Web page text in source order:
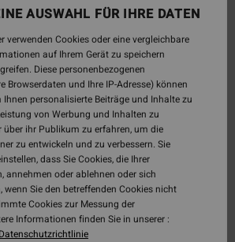
AUSWAHL FÜR IHRE DATEN
verwenden Cookies oder eine vergleichbare
auf Ihrem Gerät zu speichern
Diese personenbezogenen
Browserdaten und Ihre IP-Adresse) können
Ihnen personalisierte Beiträge und Inhalte zu
von Werbung und Inhalten zu
über ihr Publikum zu erfahren, um die
zu entwickeln und zu verbessern. Sie
dass Sie Cookies, die Ihrer
annehmen oder ablehnen oder sich
wenn Sie den betreffenden Cookies nicht
Cookies zur Messung der
Informationen finden Sie in unserer :
Datenschutzrichtlinie